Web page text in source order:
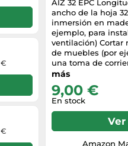
€
€
AIZ 32 EPC
ancho de la hoja
inmersión en
ejemplo, para
ventilación) Cortar
de muebles (por
una toma de
componentes de
Adecuado para
Starlock: Bosch
PMF 220 CE PMF
(Bosch GOP 30-28
Professional PMF
todas las
más
9,00 €
En stock
Amazon